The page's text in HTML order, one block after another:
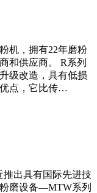
机，拥有22年磨粉
和供应商。 R系列
级改造，具有低损
点，它比传…
出具有国际先进技
磨设备—MTW系列